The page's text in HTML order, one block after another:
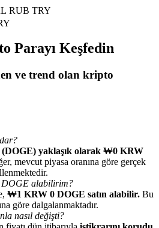
Kılavuzu
öğrenin
RUB TRY
Parayı Keşfedin
ve trend olan kripto
(DOGE) yaklaşık olarak ₩0 KRW
mevcut piyasa oranına göre gerçek
DOGE alabilirim?
₩1 KRW 0 DOGE satın alabilir. Bu
göre dalgalanmaktadır.
nasıl değişti?